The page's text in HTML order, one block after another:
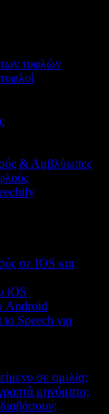
τυφλών
& Αμβλύωπες
σε IOS και
iOS
Android
to Speech για
σε ομιλία;
μηνύματα;